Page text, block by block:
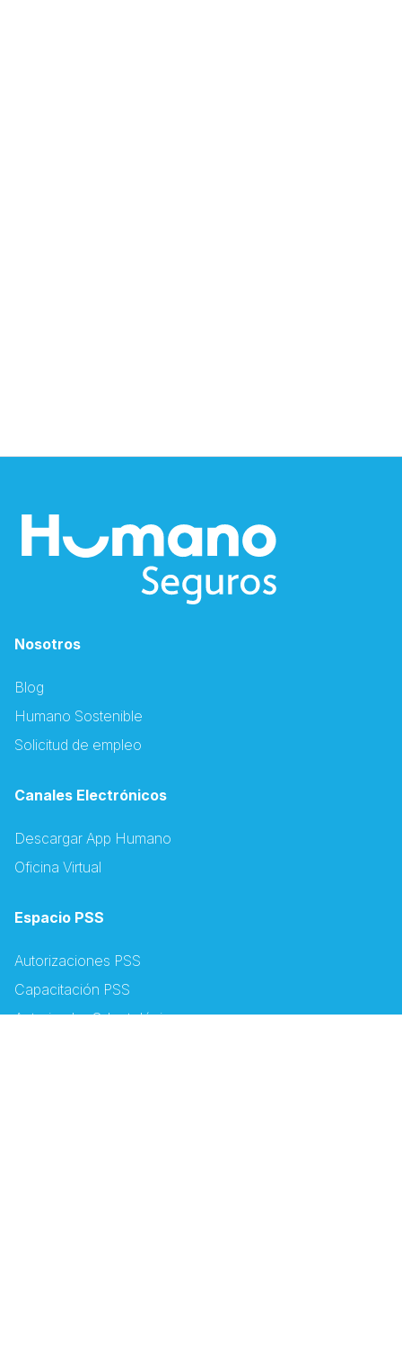
Nosotros
Blog
Humano Sostenible
Solicitud de empleo
Canales Electrónicos
Descargar App Humano
Oficina Virtual
Espacio PSS
Autorizaciones PSS
Capacitación PSS
Autorizador Odontológico